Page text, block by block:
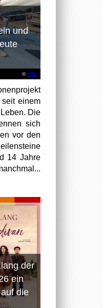
©RTL
und
einem
Die
sich
vor den
14 Jahre
der
ein
die